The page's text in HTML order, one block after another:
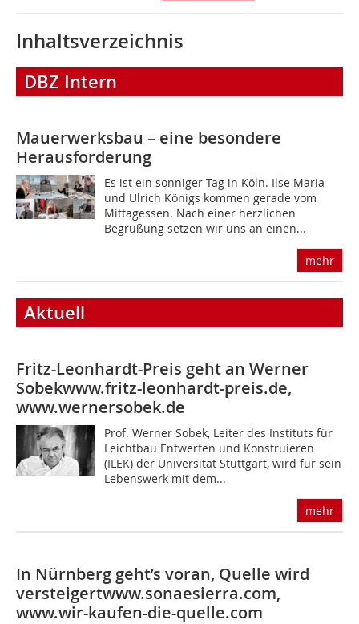
Inhaltsverzeichnis
DBZ Intern
Mauerwerksbau – eine besondere
Herausforderung
Es ist ein sonniger Tag in Köln. Ilse Maria
und Ulrich Königs kommen gerade vom
Mittagessen. Nach einer herzlichen
Begrüßung setzen wir uns an einen...
mehr
Aktuell
Fritz-Leonhardt-Preis geht an Werner
Sobekwww.fritz-leonhardt-preis.de,
www.wernersobek.de
Prof. Werner Sobek, Leiter des Instituts für
Leichtbau Entwerfen und Konstruieren
(ILEK) der Universität Stuttgart, wird für sein
Lebenswerk mit dem...
mehr
In Nürnberg geht’s voran, Quelle wird
versteigertwww.sonaesierra.com,
www.wir-kaufen-die-quelle.com